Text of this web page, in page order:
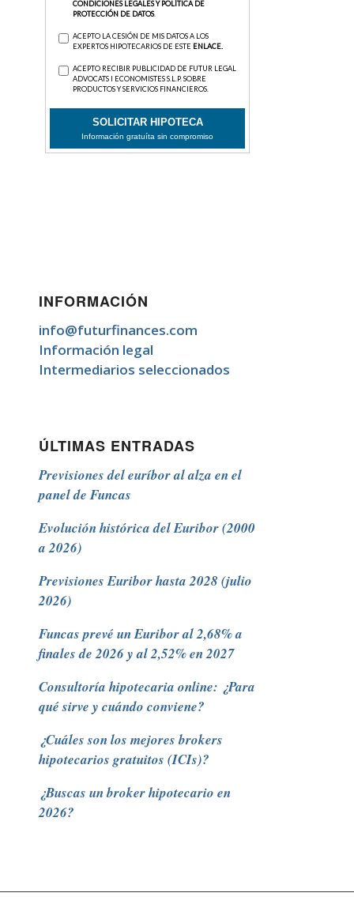
INFORMACIÓN
info@futurfinances.com
Información legal
Intermediarios seleccionados
ÚLTIMAS ENTRADAS
Previsiones del euríbor al alza en el
panel de Funcas
Evolución histórica del Euribor (2000
a 2026)
Previsiones Euribor hasta 2028 (julio
2026)
Funcas prevé un Euribor al 2,68% a
finales de 2026 y al 2,52% en 2027
Consultoría hipotecaria online: ¿Para
qué sirve y cuándo conviene?
¿Cuáles son los mejores brokers
hipotecarios gratuitos (ICIs)?
¿Buscas un broker hipotecario en
2026?